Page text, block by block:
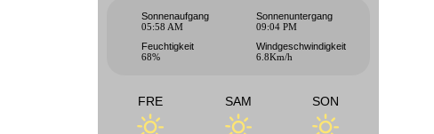
Sonnenaufgang
05:58 AM
Sonnenuntergang
09:04 PM
Feuchtigkeit
68%
Windgeschwindigkeit
6.8Km/h
FRE SAM SON